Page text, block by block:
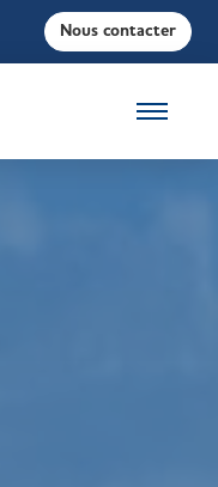
Nous contacter